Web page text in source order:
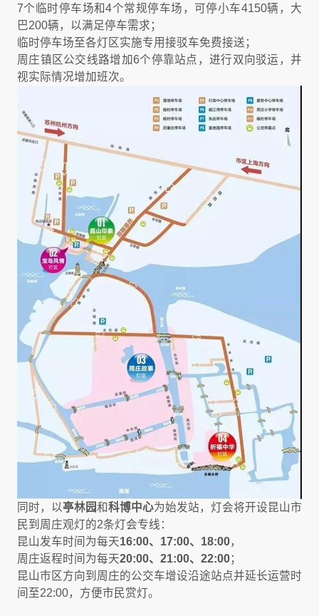
7个临时停车场和4个常规停车场，可停小车4150辆，大
巴200辆，以满足停车需求；
临时停车场至各灯区实施专用接驳车免费接送；
周庄镇区公交线路增加6个停靠站点，进行双向驳运，并
视实际情况增加班次。
同时，以亭林园和科博中心为始发站，灯会将开设昆山市
民到周庄观灯的2条灯会专线：
昆山发车时间为每天16:00、17:00、18:00，
周庄返程时间为每天20:00、21:00、22:00；
昆山市区方向到周庄的公交车增设沿途站点并延长运营时
间至22:00，方便市民赏灯。